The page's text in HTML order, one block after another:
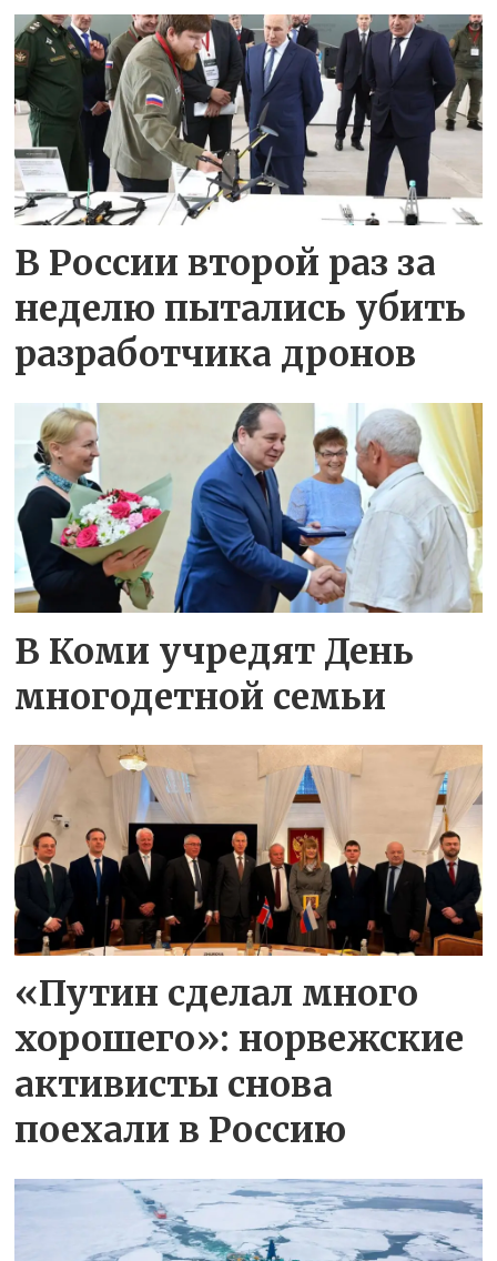
В России второй раз за
неделю пытались убить
разработчика дронов
В Коми учредят День
многодетной семьи
«Путин сделал много
хорошего»: норвежские
активисты снова
поехали в Россию